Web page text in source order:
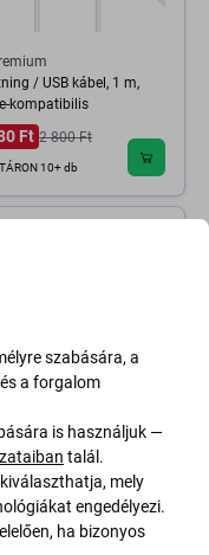
/ USB kábel, 1 m,
kompatibilis
Ft 2 800 Ft
10+ db
/ USB kábel, 1 m,
kompatibilis, bulk
Ft 2 800 Ft
szabására, a
a forgalom
is használjuk —
talál.
mely
engedélyezi.
ha bizonyos